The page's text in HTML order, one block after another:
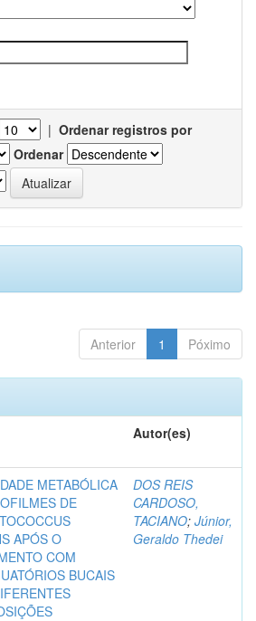
| Ordenar registros por
Ordenar
Anterior 1 Póximo
Autor(es)
METABÓLICA
DE
APÓS O
COM
BUCAIS
DOS REIS
CARDOSO,
TACIANO; Júnior,
Geraldo Thedei